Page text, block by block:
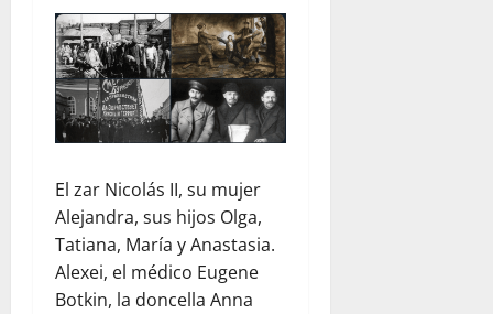
El zar Nicolás II, su mujer
Alejandra, sus hijos Olga,
Tatiana, María y Anastasia.
Alexei, el médico Eugene
Botkin, la doncella Anna